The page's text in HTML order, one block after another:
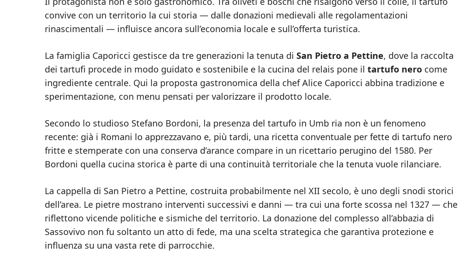
convive con un territorio la cui storia — dalle donazioni medievali alle regolamentazioni
rinascimentali — influisce ancora sull’economia locale e sull’offerta turistica.
La famiglia Caporicci gestisce da tre generazioni la tenuta di San Pietro a Pettine, dove la raccolta
dei tartufi procede in modo guidato e sostenibile e la cucina del relais pone il tartufo nero come
ingrediente centrale. Qui la proposta gastronomica della chef Alice Caporicci abbina tradizione e
sperimentazione, con menu pensati per valorizzare il prodotto locale.
Secondo lo studioso Stefano Bordoni, la presenza del tartufo in Umb ria non è un fenomeno
recente: già i Romani lo apprezzavano e, più tardi, una ricetta conventuale per fette di tartufo nero
fritte e stemperate con una conserva d’arance compare in un ricettario perugino del 1580. Per
Bordoni quella cucina storica è parte di una continuità territoriale che la tenuta vuole rilanciare.
La cappella di San Pietro a Pettine, costruita probabilmente nel XII secolo, è uno degli snodi storici
dell’area. Le pietre mostrano interventi successivi e danni — tra cui una forte scossa nel 1327 — che
riflettono vicende politiche e sismiche del territorio. La donazione del complesso all’abbazia di
Sassovivo non fu soltanto un atto di fede, ma una scelta strategica che garantiva protezione e
influenza su una vasta rete di parrocchie.